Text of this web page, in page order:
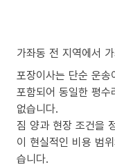
가좌동 전 지역에서
포장이사는 단순 운
포함되어 동일한 평
없습니다.
짐 양과 현장 조건을
이 현실적인 비용 범
습니다.